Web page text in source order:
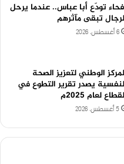
تودّع أبا عباس.. عندما يرحل
تبقى مآثرهم
6 أغسطس، 2026
الوطني لتعزيز الصحة
يصدر تقرير التطوع في
لعام 2025م
5 أغسطس، 2026